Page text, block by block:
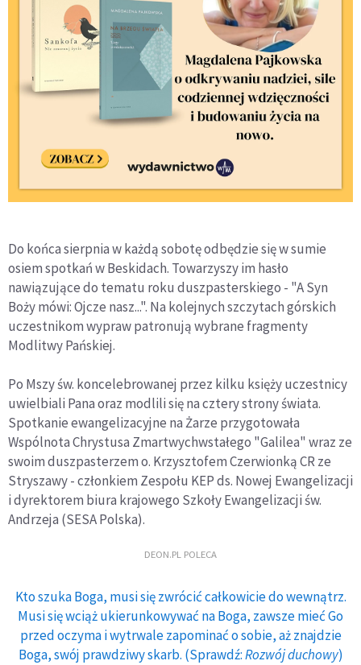
Do końca sierpnia w każdą sobotę odbędzie się w sumie
osiem spotkań w Beskidach. Towarzyszy im hasło
nawiązujące do tematu roku duszpasterskiego - "A Syn
Boży mówi: Ojcze nasz...". Na kolejnych szczytach górskich
uczestnikom wypraw patronują wybrane fragmenty
Modlitwy Pańskiej.
Po Mszy św. koncelebrowanej przez kilku księży uczestnicy
uwielbiali Pana oraz modlili się na cztery strony świata.
Spotkanie ewangelizacyjne na Żarze przygotowała
Wspólnota Chrystusa Zmartwychwstałego "Galilea" wraz ze
swoim duszpasterzem o. Krzysztofem Czerwionką CR ze
Stryszawy - członkiem Zespołu KEP ds. Nowej Ewangelizacji
i dyrektorem biura krajowego Szkoły Ewangelizacji św.
Andrzeja (SESA Polska).
DEON.PL POLECA
Kto szuka Boga, musi się zwrócić całkowicie do wewnątrz.
Musi się wciąż ukierunkowywać na Boga, zawsze mieć Go
przed oczyma i wytrwale zapominać o sobie, aż znajdzie
Boga, swój prawdziwy skarb. (Sprawdź:Rozwój duchowy)